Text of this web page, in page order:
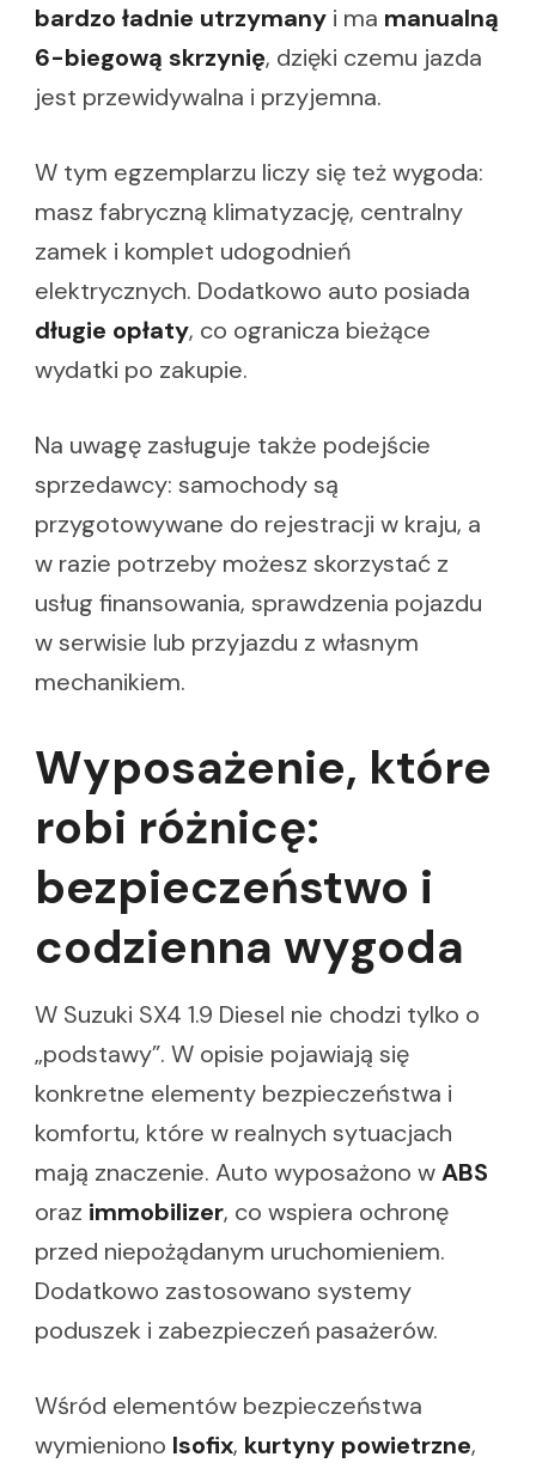
bardzo ładnie utrzymany i ma manualną
6-biegową skrzynię, dzięki czemu jazda
jest przewidywalna i przyjemna.
W tym egzemplarzu liczy się też wygoda:
masz fabryczną klimatyzację, centralny
zamek i komplet udogodnień
elektrycznych. Dodatkowo auto posiada
długie opłaty, co ogranicza bieżące
wydatki po zakupie.
Na uwagę zasługuje także podejście
sprzedawcy: samochody są
przygotowywane do rejestracji w kraju, a
w razie potrzeby możesz skorzystać z
usług finansowania, sprawdzenia pojazdu
w serwisie lub przyjazdu z własnym
mechanikiem.
Wyposażenie, które
robi różnicę:
bezpieczeństwo i
codzienna wygoda
W Suzuki SX4 1.9 Diesel nie chodzi tylko o
„podstawy”. W opisie pojawiają się
konkretne elementy bezpieczeństwa i
komfortu, które w realnych sytuacjach
mają znaczenie. Auto wyposażono wABS
oraz immobilizer, co wspiera ochronę
przed niepożądanym uruchomieniem.
Dodatkowo zastosowano systemy
poduszek i zabezpieczeń pasażerów.
Wśród elementów bezpieczeństwa
wymieniono Isofix, kurtyny powietrzne,